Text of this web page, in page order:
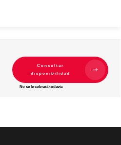
Consultar
disponibilidad
No se le cobrará todavía